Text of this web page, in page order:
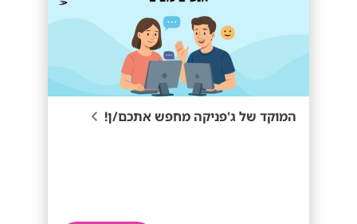
המוקד של ג'פניקה מחפש אתכם/ן!